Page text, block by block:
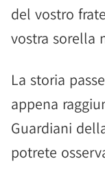
del vostro
vostra sorella
La storia
appena
Guardiani
potrete